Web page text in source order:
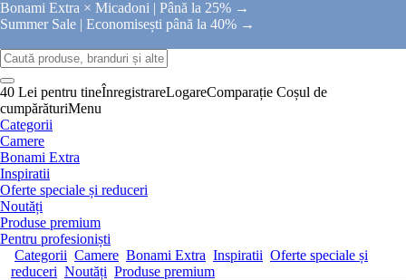
Bonami Extra × Micadoni | Până la 25% →
Summer Sale | Economisești până la 40% →
40 Lei pentru tineÎnregistrareLogareComparație Coșul de
cumpărăturiMenu
Categorii
Camere
Bonami Extra
Inspiratii
Oferte speciale și reduceri
Noutăți
Produse premium
Pentru profesioniști
Categorii Camere Bonami Extra Inspiratii Oferte speciale și
reduceri Noutăți Produse premium